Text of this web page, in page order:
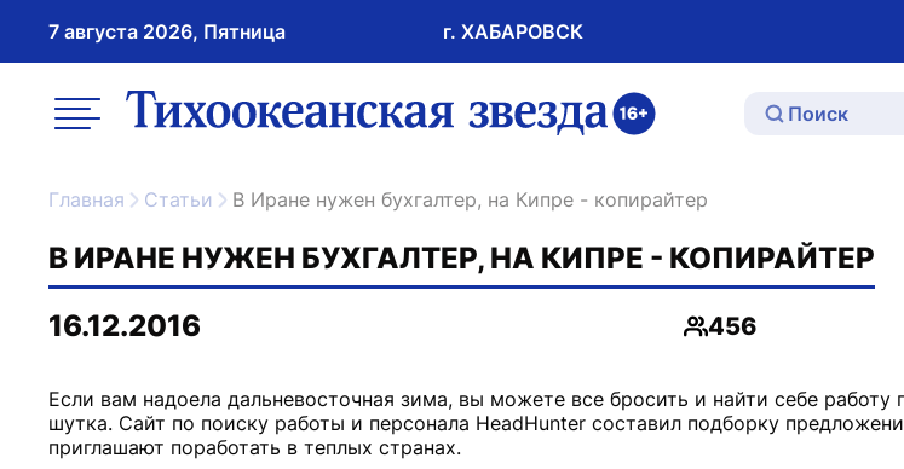
7 августа 2026, Пятница г. ХАБАРОВСК
меню ссылка на главную
Главная Статьи В Иране нужен бухгалтер, на Кипре - копирайтер
В ИРАНЕ НУЖЕН БУХГАЛТЕР, НА КИПРЕ - КОПИРАЙТЕР
16.12.2016
Просмотры
456
Если вам надоела дальневосточная зима, вы можете все бросить и найти себе работу
шутка. Сайт по поиску работы и персонала HeadHunter составил подборку
приглашают поработать в теплых странах.